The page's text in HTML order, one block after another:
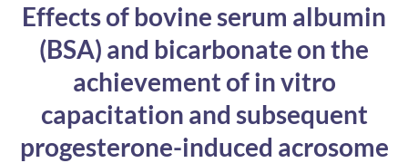
Controladoria-Geral da União
Ministério da Mulher, da Família e dos Direitos Humanos
Secretaria de Governo
Effects of bovine serum albumin
(BSA) and bicarbonate on the
achievement of in vitro
capacitation and subsequent
progesterone-induced acrosome